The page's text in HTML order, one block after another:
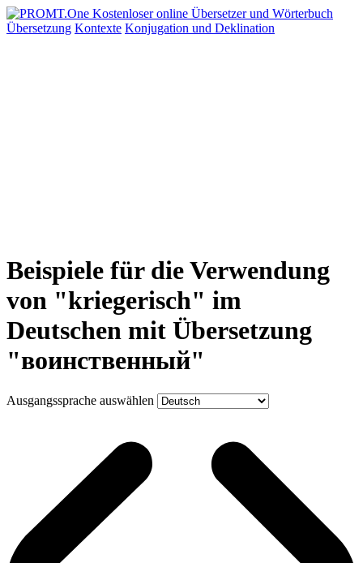
Übersetzung Kontexte Konjugation und Deklination
Beispiele für die Verwendung
von "kriegerisch" im
Deutschen mit Übersetzung
"воинственный"
Ausgangssprache auswählen